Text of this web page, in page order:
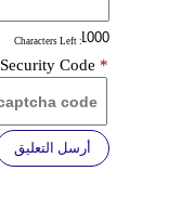
: Characters Left
Security Code *
أرسل التعليق